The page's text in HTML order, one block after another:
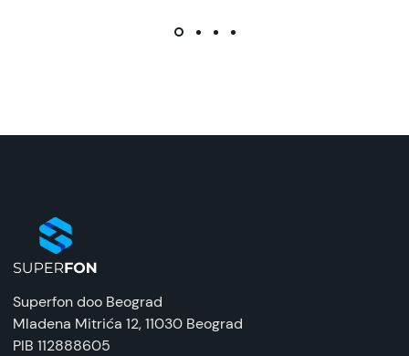
Superfon doo Beograd
Mladena Mitrića 12, 11030 Beograd
PIB 112888605